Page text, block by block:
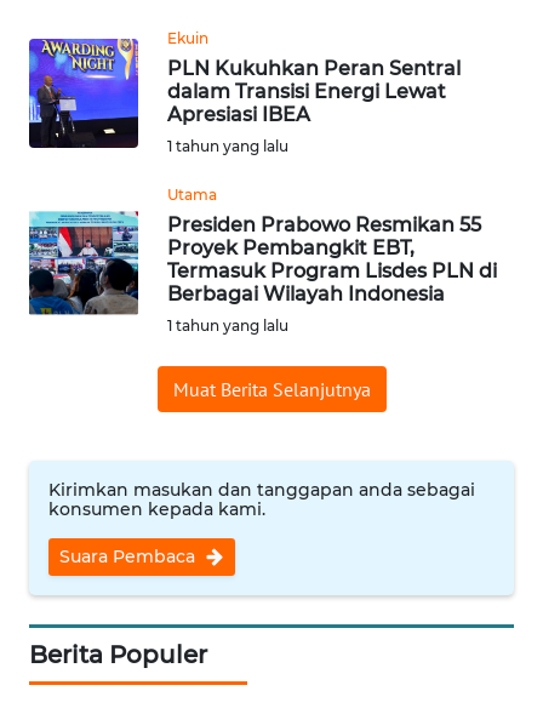
Ekuin
PLN Kukuhkan Peran Sentral
dalam Transisi Energi Lewat
Apresiasi IBEA
1 tahun yang lalu
Utama
Presiden Prabowo Resmikan 55
Proyek Pembangkit EBT,
Termasuk Program Lisdes PLN di
Berbagai Wilayah Indonesia
1 tahun yang lalu
Muat Berita Selanjutnya
Kirimkan masukan dan tanggapan anda sebagai
konsumen kepada kami.
Suara Pembaca
Berita Populer
BINJAI
WN
CIREBON
WN
INDRAMAYU
WN
WN
SUBANG
WN
SUKABUMI
WN
PURWAKARTA